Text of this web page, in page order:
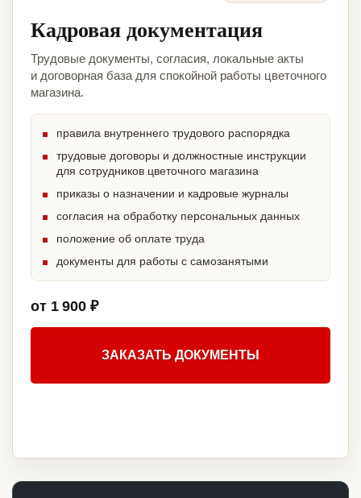
Кадровая документация
Трудовые документы, согласия, локальные акты
и договорная база для спокойной работы цветочного
магазина.
правила внутреннего трудового распорядка
трудовые договоры и должностные инструкции
для сотрудников цветочного магазина
приказы о назначении и кадровые журналы
согласия на обработку персональных данных
положение об оплате труда
документы для работы с самозанятыми
от 1 900 ₽
ЗАКАЗАТЬ ДОКУМЕНТЫ